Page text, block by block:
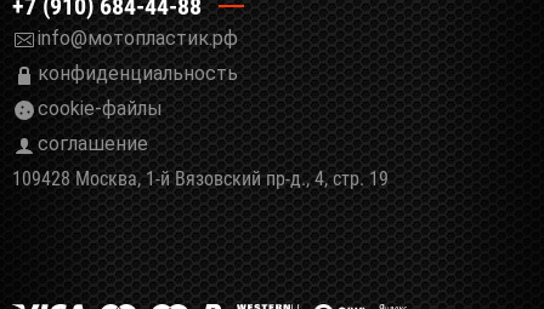
+7 (910) 684-44-88
info@мотопластик.рф
конфиденциальность
cookie-файлы
соглашение
109428 Москва, 1-й Вязовский пр-д., 4, стр. 19